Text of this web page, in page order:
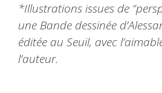
*Illustrations issues de
une Bande dessinée
éditée au Seuil, avec
l’auteur.